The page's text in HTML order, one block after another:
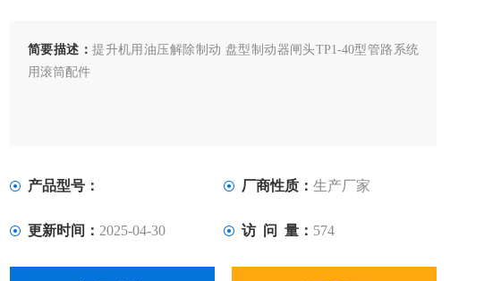
简要描述：提升机用油压解除制动 盘型制动器闸头TP1-40型管路系统
用滚筒配件
产品型号： 厂商性质： 生产厂家
更新时间： 2025-04-30 访 问 量： 574